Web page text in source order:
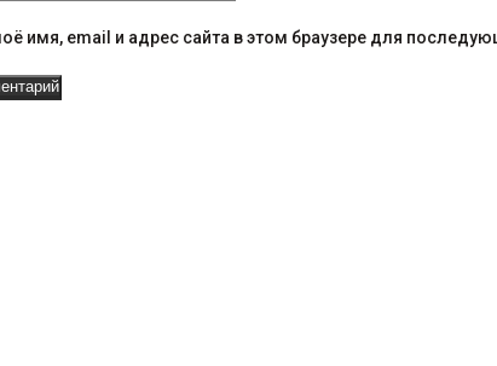
имя, email и адрес сайта в этом браузере для